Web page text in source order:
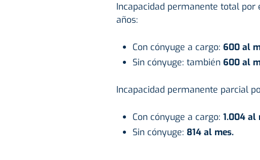
Incapacidad permanente total
años:
Con cónyuge a cargo: 600 al
Sin cónyuge: también 600 al
Incapacidad permanente parcial
Con cónyuge a cargo: 1.004 al
Sin cónyuge: 814 al mes.